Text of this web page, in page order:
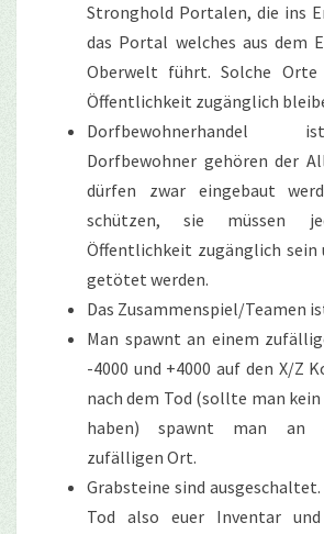
Stronghold Portalen, die ins
das Portal welches aus dem
Oberwelt führt. Solche
Öffentlichkeit zugänglich
Dorfbewohner gehören der
dürfen zwar eingebaut
schützen, sie müssen
Öffentlichkeit zugänglich sein
getötet werden.
Das Zusammenspiel/Teamen
Man spawnt an einem
-4000 und +4000 auf den X/Z
nach dem Tod (sollte man
haben) spawnt man an
zufälligen Ort.
Grabsteine sind
Tod also euer Inventar